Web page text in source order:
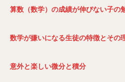
算数（数学）の成績が伸びない子の
数学が嫌いになる生徒の特徴とその
意外と楽しい微分と積分